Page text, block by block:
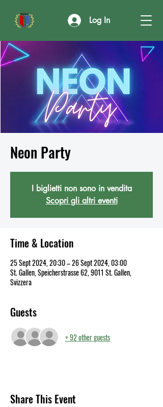
Log In
Neon Party
I biglietti non sono in vendita
Scopri gli altri eventi
Time & Location
25 Sept 2024, 20:30 – 26 Sept 2024, 03:00
St. Gallen, Speicherstrasse 62, 9011 St. Gallen,
Svizzera
Guests
+ 92 other guests
Share This Event